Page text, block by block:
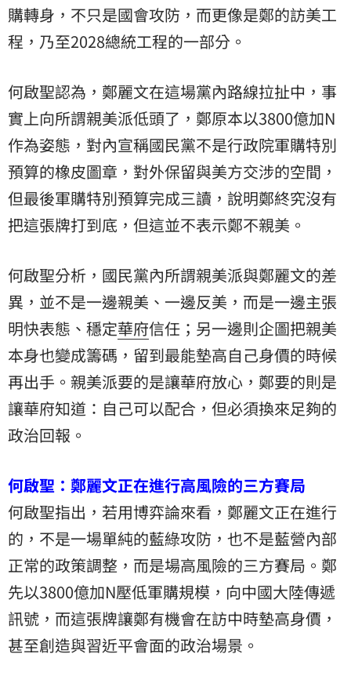
購轉身，不只是國會攻防，而更像是鄭的訪美工
程，乃至2028總統工程的一部分。
何啟聖認為，鄭麗文在這場黨內路線拉扯中，事
實上向所謂親美派低頭了，鄭原本以3800億加N
作為姿態，對內宣稱國民黨不是行政院軍購特別
預算的橡皮圖章，對外保留與美方交涉的空間，
但最後軍購特別預算完成三讀，說明鄭終究沒有
把這張牌打到底，但這並不表示鄭不親美。
何啟聖分析，國民黨內所謂親美派與鄭麗文的差
異，並不是一邊親美、一邊反美，而是一邊主張
明快表態、穩定華府信任；另一邊則企圖把親美
本身也變成籌碼，留到最能墊高自己身價的時候
再出手。親美派要的是讓華府放心，鄭要的則是
讓華府知道：自己可以配合，但必須換來足夠的
政治回報。
何啟聖：鄭麗文正在進行高風險的三方賽局
何啟聖指出，若用博弈論來看，鄭麗文正在進行
的，不是一場單純的藍綠攻防，也不是藍營內部
正常的政策調整，而是場高風險的三方賽局。鄭
先以3800億加N壓低軍購規模，向中國大陸傳遞
訊號，而這張牌讓鄭有機會在訪中時墊高身價，
甚至創造與習近平會面的政治場景。